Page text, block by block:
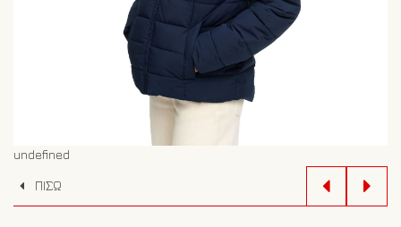
undefined
ΠΙΣΩ